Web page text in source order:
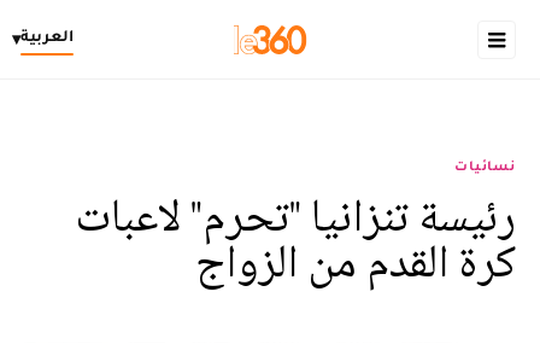
العربية▾
نسائيات
رئيسة تنزانيا "تحرم" لاعبات
كرة القدم من الزواج